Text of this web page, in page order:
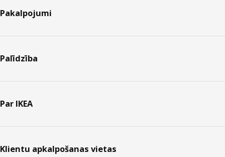
Pakalpojumi
Palīdzība
Par IKEA
Klientu apkalpošanas vietas